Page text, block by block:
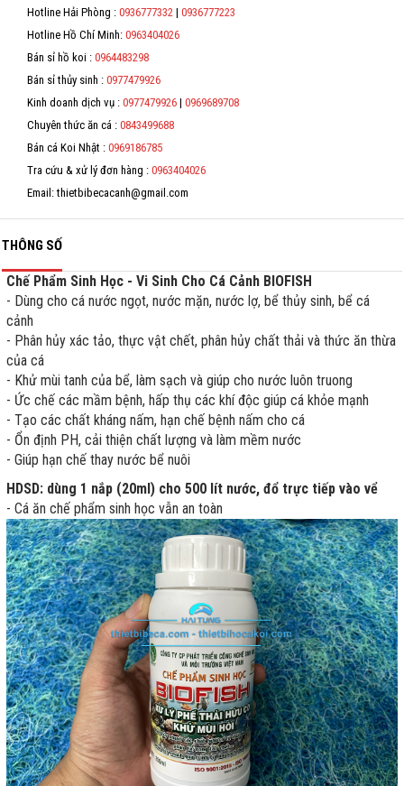
Hotline Hải Phòng : 0936777332| 0936777223
Hotline Hồ Chí Minh: 0963404026
Bán sỉ hồ koi : 0964483298
Bán sỉ thủy sinh : 0977479926
Kinh doanh dịch vụ : 0977479926| 0969689708
Chuyên thức ăn cá : 0843499688
Bán cá Koi Nhật : 0969186785
Tra cứu & xử lý đơn hàng : 0963404026
Email: thietbibecacanh@gmail.com
THÔNG SỐ
Chế Phẩm Sinh Học - Vi Sinh Cho Cá Cảnh BIOFISH
- Dùng cho cá nước ngọt, nước mặn, nước lợ, bể thủy sinh, bể cá
cảnh
- Phân hủy xác tảo, thực vật chết, phân hủy chất thải và thức ăn thừa
của cá
- Khử mùi tanh của bể, làm sạch và giúp cho nước luôn truong
- Ức chế các mầm bệnh, hấp thụ các khí độc giúp cá khỏe mạnh
- Tạo các chất kháng nấm, hạn chế bệnh nấm cho cá
- Ổn định PH, cải thiện chất lượng và làm mềm nước
- Giúp hạn chế thay nước bể nuôi
HDSD: dùng 1 nắp (20ml) cho 500 lít nước, đổ trực tiếp vào vể
- Cá ăn chế phẩm sinh học vẫn an toàn